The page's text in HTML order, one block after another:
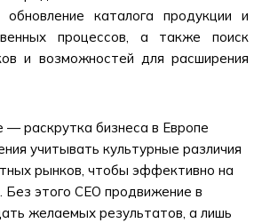
обновление каталога продукции и
процессов, а также поиск
и возможностей для расширения
— раскрутка бизнеса в Европе
учитывать культурные различия
рынков, чтобы эффективно на
Без этого СЕО продвижение в
желаемых результатов, а лишь